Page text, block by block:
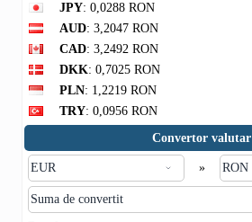
JPY: 0,0288 RON
AUD: 3,2047 RON
CAD: 3,2492 RON
DKK: 0,7025 RON
PLN: 1,2219 RON
TRY: 0,0956 RON
Convertor valutar
»